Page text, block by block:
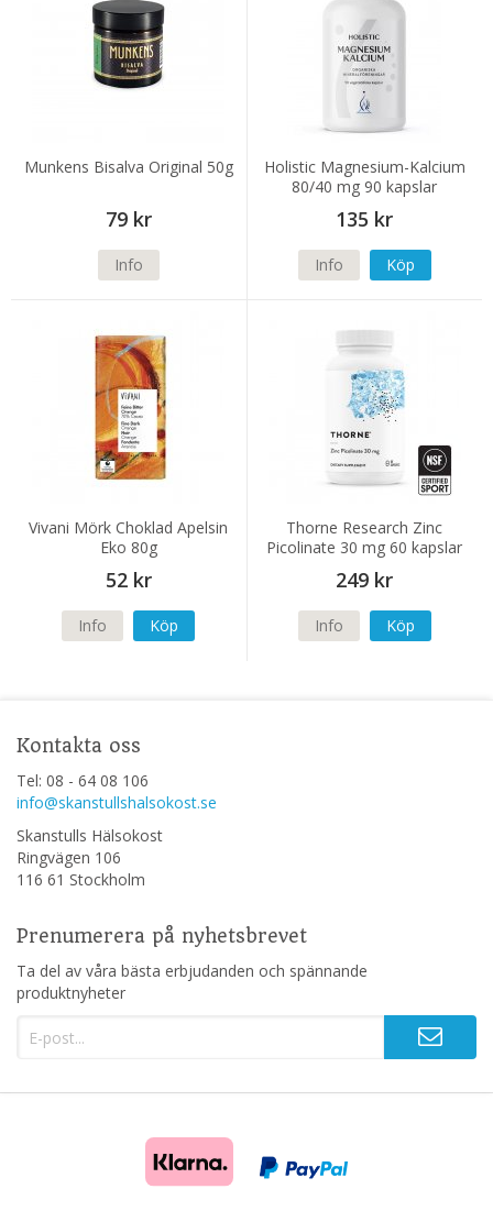
Munkens Bisalva Original 50g
79 kr
Info
Holistic Magnesium-Kalcium
80/40 mg 90 kapslar
135 kr
Info Köp
Vivani Mörk Choklad Apelsin
Eko 80g
52 kr
Info Köp
Thorne Research Zinc
Picolinate 30 mg 60 kapslar
(NSF)
249 kr
Info Köp
Kontakta oss
Tel: 08 - 64 08 106
info@skanstullshalsokost.se
Skanstulls Hälsokost
Ringvägen 106
116 61 Stockholm
Prenumerera på nyhetsbrevet
Ta del av våra bästa erbjudanden och spännande
produktnyheter